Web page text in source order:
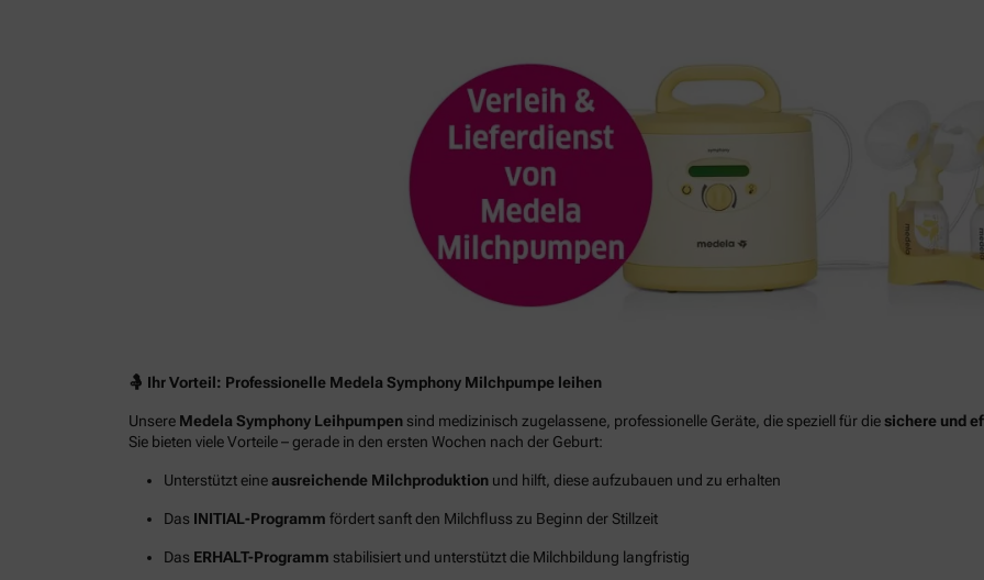
🤱 Ihr Vorteil: Professionelle Medela Symphony Milchpumpe leihen
Unsere Medela Symphony Leihpumpen sind medizinisch zugelassene, professionelle Geräte, die speziell für diesichere und
Sie bieten viele Vorteile – gerade in den ersten Wochen nach der Geburt:
Unterstützt eineausreichende Milchproduktion und hilft, diese aufzubauen und zu erhalten
Das INITIAL-Programm fördert sanft den Milchfluss zu Beginn der Stillzeit
Das ERHALT-Programm stabilisiert und unterstützt die Milchbildung langfristig